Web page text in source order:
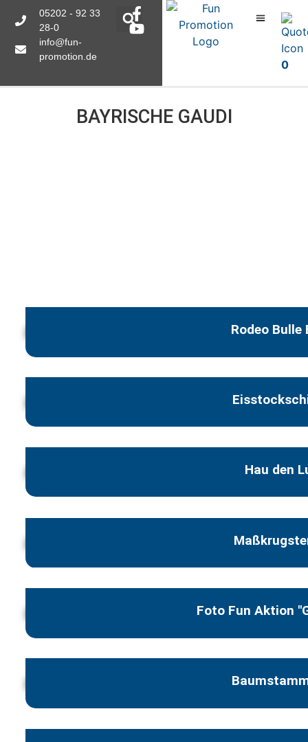
05202 - 92 33
28-0
info@fun-
promotion.de
0
BAYRISCHE GAUDI
Rodeo Bulle
Hau den
Foto Fun Aktion